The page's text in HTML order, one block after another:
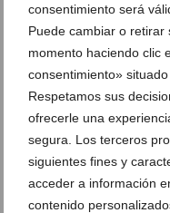
consentimiento será
Puede cambiar o
momento haciendo clic
consentimiento»
Respetamos sus
ofrecerle una
segura. Los terceros
siguientes fines y
acceder a información
contenido
Los deportistas lo
cualquier otro
12 de junio de 2026